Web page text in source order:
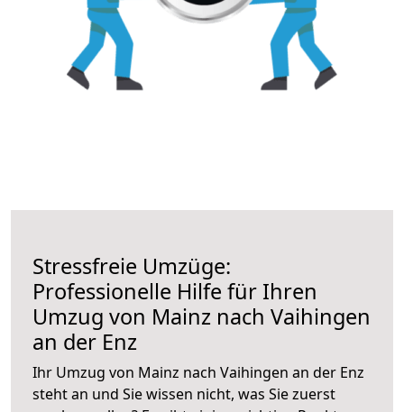
Stressfreie Umzüge:
Professionelle Hilfe für Ihren
Umzug von Mainz nach Vaihingen
an der Enz
Ihr Umzug von Mainz nach Vaihingen an der Enz
steht an und Sie wissen nicht, was Sie zuerst